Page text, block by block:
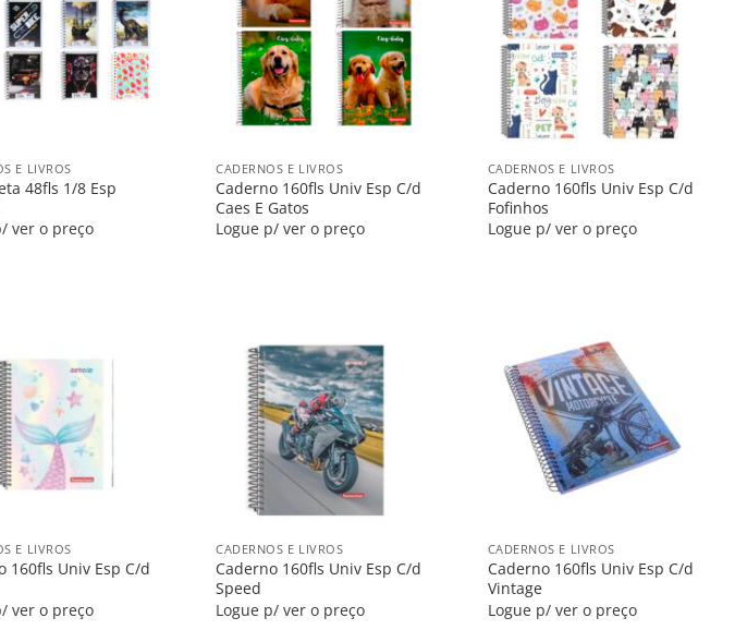
E LIVROS
48fls 1/8 Esp
ver o preço
CADERNOS E LIVROS
Caderno 160fls Univ Esp C/d
Caes E Gatos
Logue p/ ver o preço
+
CADERNOS E LIVROS
Caderno 160fls Univ Esp C/d
Fofinhos
Logue p/ ver o preço
E LIVROS
160fls Univ Esp C/d
ver o preço
CADERNOS E LIVROS
Caderno 160fls Univ Esp C/d
Speed
Logue p/ ver o preço
CADERNOS E LIVROS
Caderno 160fls Univ Esp C/d
Vintage
Logue p/ ver o preço